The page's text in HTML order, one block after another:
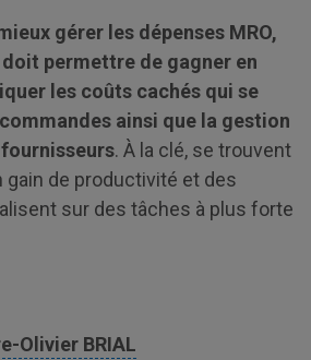
gérer les dépenses MRO,
permettre de gagner en
les coûts cachés qui se
ainsi que la gestion
. À la clé, se trouvent
gain de productivité et des
sur des tâches à plus forte
Olivier BRIAL